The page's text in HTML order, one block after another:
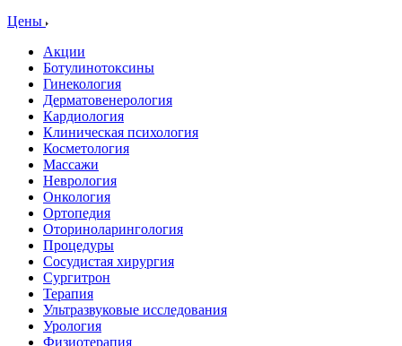
Цены
Акции
Ботулинотоксины
Гинекология
Дерматовенерология
Кардиология
Клиническая психология
Косметология
Массажи
Неврология
Онкология
Ортопедия
Оториноларингология
Процедуры
Сосудистая хирургия
Сургитрон
Терапия
Ультразвуковые исследования
Урология
Физиотерапия